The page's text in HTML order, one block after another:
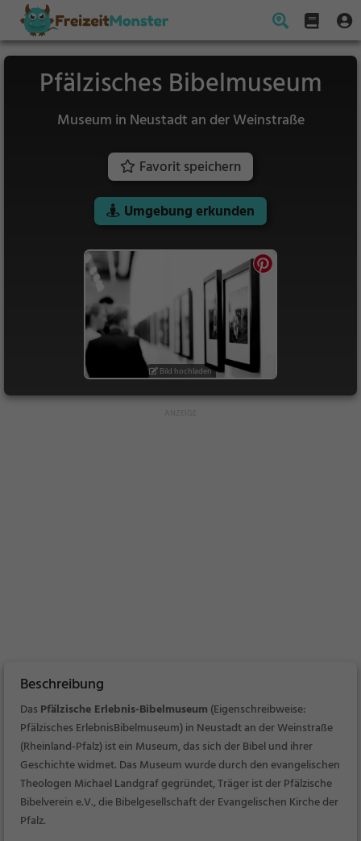
Pfälzisches Bibelmuseum
Museum in Neustadt an der Weinstraße
Favorit speichern
Umgebung erkunden
Bild hochladen
Beschreibung
Das Pfälzische Erlebnis-Bibelmuseum (Eigenschreibweise:
Pfälzisches ErlebnisBibelmuseum) in Neustadt an der Weinstraße
(Rheinland-Pfalz) ist ein Museum, das sich der Bibel und ihrer
Geschichte widmet. Das Museum wurde durch den evangelischen
Theologen Michael Landgraf gegründet, Träger ist derPfälzische
Bibelverein e.V., die Bibelgesellschaft der Evangelischen Kirche der
Pfalz.